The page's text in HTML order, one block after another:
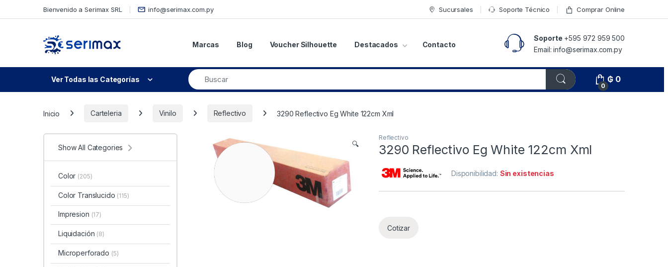
Bienvenido a Serimax SRL info@serimax.com.py Sucursales Soporte Técnico Comprar Online
Marcas Blog Voucher Silhouette Destacados Contacto
Soporte +595 972 959 500
Email: info@serimax.com.py
Ver Todas las Categorías
0
₲ 0
Inicio Carteleria Vinilo Reflectivo 3290 Reflectivo Eg White 122cm Xml
🔍
Reflectivo
3290 Reflectivo Eg White 122cm Xml
Disponibilidad: Sin existencias
Cotizar
Show All Categories
Color (205)
Color Translucido (115)
Impresion (17)
Liquidación (8)
Microperforado (5)